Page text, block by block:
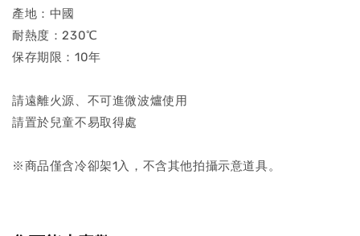
產地：中國
耐熱度：230℃
保存期限：10年
請遠離火源、不可進微波爐使用
請置於兒童不易取得處
※商品僅含冷卻架1入，不含其他拍攝示意道具。